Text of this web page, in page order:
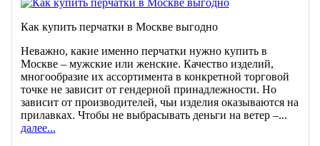
Как купить перчатки в Москве выгодно
Неважно, какие именно перчатки нужно купить в
Москве – мужские или женские. Качество изделий,
многообразие их ассортимента в конкретной торговой
точке не зависит от гендерной принадлежности. Но
зависит от производителей, чьи изделия оказываются на
прилавках. Чтобы не выбрасывать деньги на ветер –...
далее...